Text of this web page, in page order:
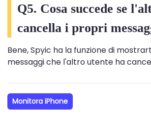
Q5. Cosa succede se
cancella i propri
Bene, Spyic ha la funzione di
messaggi che l'altro utente ha
Monitora iPhone